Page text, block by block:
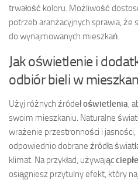
trwałość koloru. Możliwość
potrzeb aranżacyjnych sprawia,
do wynajmowanych mieszkań.
Jak oświetlenie i
odbiór bieli w
Użyj różnych źródełoświetlenia,
swoim mieszkaniu. Naturalne
wrażenie przestronności i jasności,
odpowiednio dobrane źródła
klimat. Na przykład, używając
osiągniesz przytulny efekt, który